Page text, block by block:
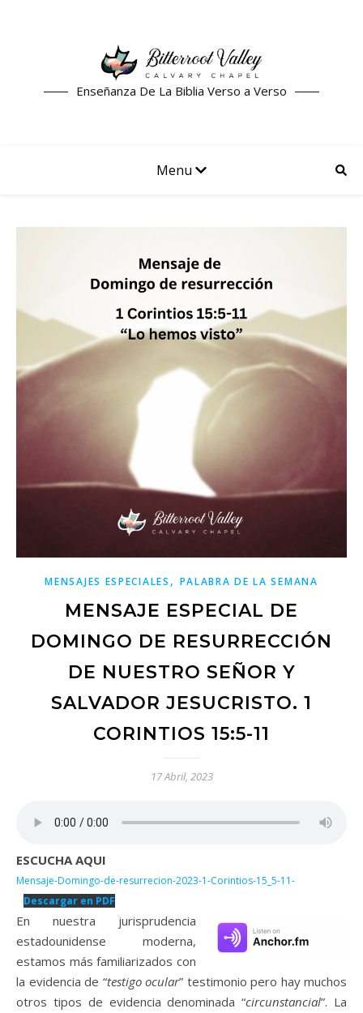
Enseñanza De La Biblia Verso a Verso
Menu
MENSAJES ESPECIALES , PALABRA DE LA SEMANA
MENSAJE ESPECIAL DE
DOMINGO DE RESURRECCIÓN
DE NUESTRO SEÑOR Y
SALVADOR JESUCRISTO. 1
CORINTIOS 15:5-11
17 Abril, 2023
ESCUCHA AQUI
Mensaje-Domingo-de-resurrecion-2023-1-Corintios-15_5-11-
Descargar en PDF
En nuestra jurisprudencia
estadounidense moderna,
estamos más familiarizados con
la evidencia de “testigo ocular” testimonio pero hay muchos
otros tipos de evidencia denominada “circunstancial”. La